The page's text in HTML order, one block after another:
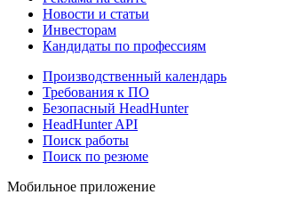
Новости и статьи
Инвесторам
Кандидаты по профессиям
Производственный календарь
Требования к ПО
Безопасный HeadHunter
HeadHunter API
Поиск работы
Поиск по резюме
Мобильное приложение